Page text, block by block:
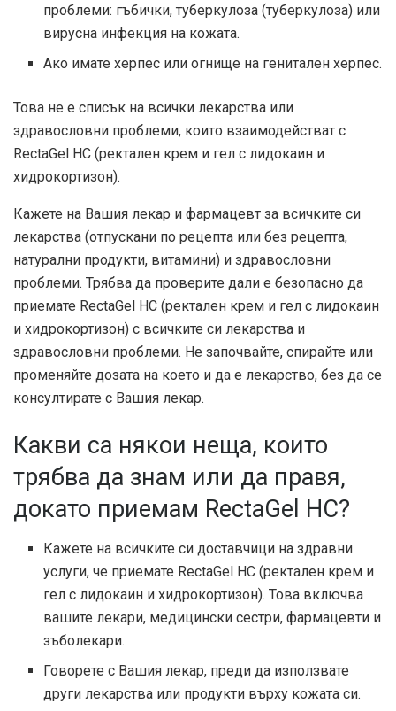
проблеми: гъбички, туберкулоза (туберкулоза) или
вирусна инфекция на кожата.
Ако имате херпес или огнище на генитален херпес.
Това не е списък на всички лекарства или
здравословни проблеми, които взаимодействат с
RectaGel HC (ректален крем и гел с лидокаин и
хидрокортизон).
Кажете на Вашия лекар и фармацевт за всичките си
лекарства (отпускани по рецепта или без рецепта,
натурални продукти, витамини) и здравословни
проблеми. Трябва да проверите дали е безопасно да
приемате RectaGel HC (ректален крем и гел с лидокаин
и хидрокортизон) с всичките си лекарства и
здравословни проблеми. Не започвайте, спирайте или
променяйте дозата на което и да е лекарство, без да се
консултирате с Вашия лекар.
Какви са някои неща, които
трябва да знам или да правя,
докато приемам RectaGel HC?
Кажете на всичките си доставчици на здравни
услуги, че приемате RectaGel HC (ректален крем и
гел с лидокаин и хидрокортизон). Това включва
вашите лекари, медицински сестри, фармацевти и
зъболекари.
Говорете с Вашия лекар, преди да използвате
други лекарства или продукти върху кожата си.